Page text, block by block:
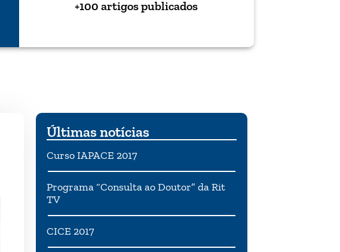
+100 artigos publicados
Últimas notícias
Curso IAPACE 2017
Programa “Consulta ao Doutor” da Rit
TV
CICE 2017